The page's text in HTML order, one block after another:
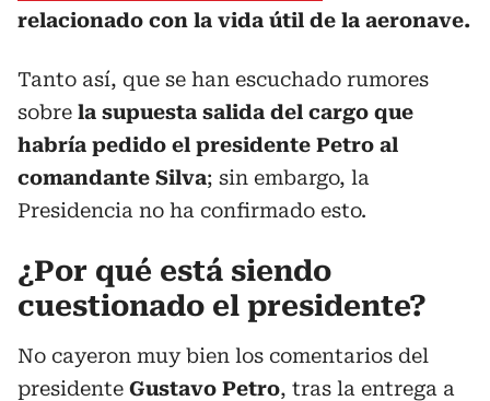
relacionado con la vida útil de la aeronave.
Tanto así, que se han escuchado rumores
sobre la supuesta salida del cargo que
habría pedido el presidente Petro al
comandante Silva; sin embargo, la
Presidencia no ha confirmado esto.
¿Por qué está siendo
cuestionado el presidente?
No cayeron muy bien los comentarios del
presidente Gustavo Petro, tras la entrega a